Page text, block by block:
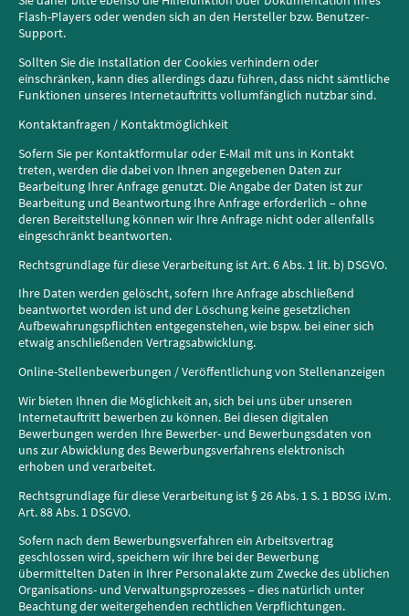
Flash-Players oder wenden sich an den Hersteller bzw. Benutzer-
Support.
Sollten Sie die Installation der Cookies verhindern oder
einschränken, kann dies allerdings dazu führen, dass nicht sämtliche
Funktionen unseres Internetauftritts vollumfänglich nutzbar sind.
Kontaktanfragen / Kontaktmöglichkeit
Sofern Sie per Kontaktformular oder E-Mail mit uns in Kontakt
treten, werden die dabei von Ihnen angegebenen Daten zur
Bearbeitung Ihrer Anfrage genutzt. Die Angabe der Daten ist zur
Bearbeitung und Beantwortung Ihre Anfrage erforderlich – ohne
deren Bereitstellung können wir Ihre Anfrage nicht oder allenfalls
eingeschränkt beantworten.
Rechtsgrundlage für diese Verarbeitung ist Art. 6 Abs. 1 lit. b) DSGVO.
Ihre Daten werden gelöscht, sofern Ihre Anfrage abschließend
beantwortet worden ist und der Löschung keine gesetzlichen
Aufbewahrungspflichten entgegenstehen, wie bspw. bei einer sich
etwaig anschließenden Vertragsabwicklung.
Online-Stellenbewerbungen / Veröffentlichung von Stellenanzeigen
Wir bieten Ihnen die Möglichkeit an, sich bei uns über unseren
Internetauftritt bewerben zu können. Bei diesen digitalen
Bewerbungen werden Ihre Bewerber- und Bewerbungsdaten von
uns zur Abwicklung des Bewerbungsverfahrens elektronisch
erhoben und verarbeitet.
Rechtsgrundlage für diese Verarbeitung ist § 26 Abs. 1 S. 1 BDSG i.V.m.
Art. 88 Abs. 1 DSGVO.
Sofern nach dem Bewerbungsverfahren ein Arbeitsvertrag
geschlossen wird, speichern wir Ihre bei der Bewerbung
übermittelten Daten in Ihrer Personalakte zum Zwecke des üblichen
Organisations- und Verwaltungsprozesses – dies natürlich unter
Beachtung der weitergehenden rechtlichen Verpflichtungen.